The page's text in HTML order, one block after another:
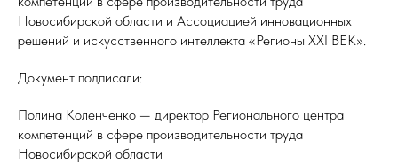
Новосибирской области и Ассоциацией инновационных
решений и искусственного интеллекта «Регионы XXI ВЕК».
Документ подписали:
Полина Коленченко — директор Регионального центра
компетенций в сфере производительности труда
Новосибирской области